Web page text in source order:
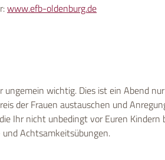
www.efb-oldenburg.de
wichtig. Dies ist ein Abend
der Frauen austauschen und
Ihr nicht unbedingt vor Euren
Achtsamkeitsübungen.